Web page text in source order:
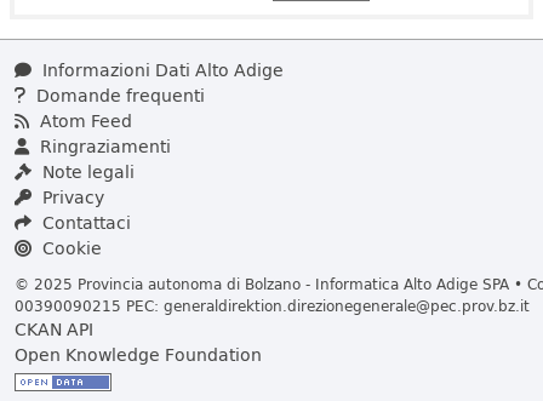
Informazioni Dati Alto Adige
Domande frequenti
Atom Feed
Ringraziamenti
Note legali
Privacy
Contattaci
Cookie
© 2025 Provincia autonoma di Bolzano - Informatica Alto Adige SPA •
00390090215 PEC: generaldirektion.direzionegenerale@pec.prov.bz.it
CKAN API
Open Knowledge Foundation